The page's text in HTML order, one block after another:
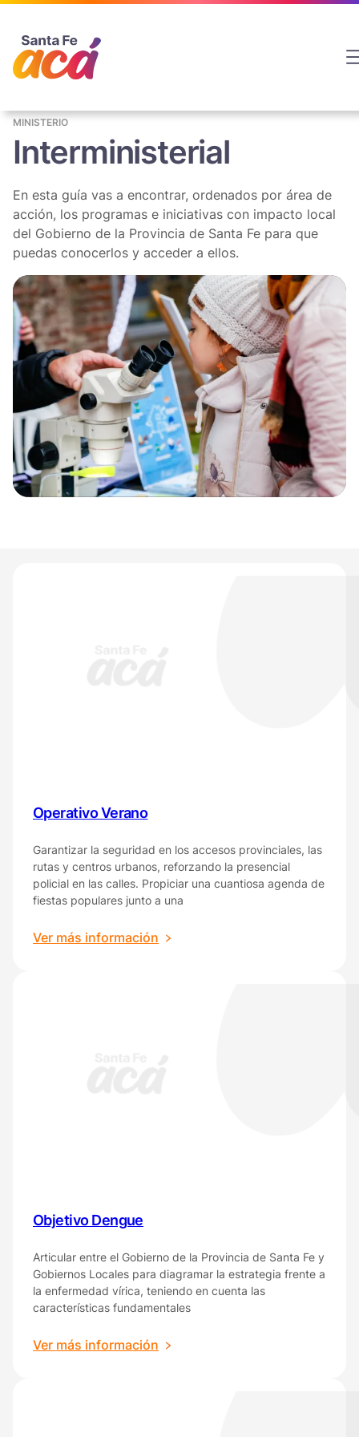
Saltar
contenido
MINISTERIO
Interministerial
En esta guía vas a encontrar, ordenados por área de
acción, los programas e iniciativas con impacto local
del Gobierno de la Provincia de Santa Fe para que
puedas conocerlos y acceder a ellos.
Operativo Verano
Garantizar la seguridad en los accesos provinciales, las
rutas y centros urbanos, reforzando la presencial
policial en las calles. Propiciar una cuantiosa agenda de
fiestas populares junto a una
Ver más información
Objetivo Dengue
Articular entre el Gobierno de la Provincia de Santa Fe y
Gobiernos Locales para diagramar la estrategia frente a
la enfermedad vírica, teniendo en cuenta las
características fundamentales
Ver más información